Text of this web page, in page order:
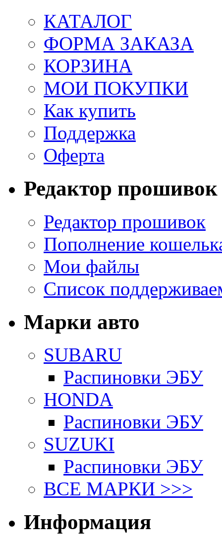
КАТАЛОГ
ФОРМА ЗАКАЗА
КОРЗИНА
МОИ ПОКУПКИ
Как купить
Поддержка
Оферта
Редактор прошивок
Редактор прошивок
Пополнение
Мои файлы
Список
Марки авто
SUBARU
Распиновки ЭБУ
HONDA
Распиновки ЭБУ
SUZUKI
Распиновки ЭБУ
ВСЕ МАРКИ >>>
Информация